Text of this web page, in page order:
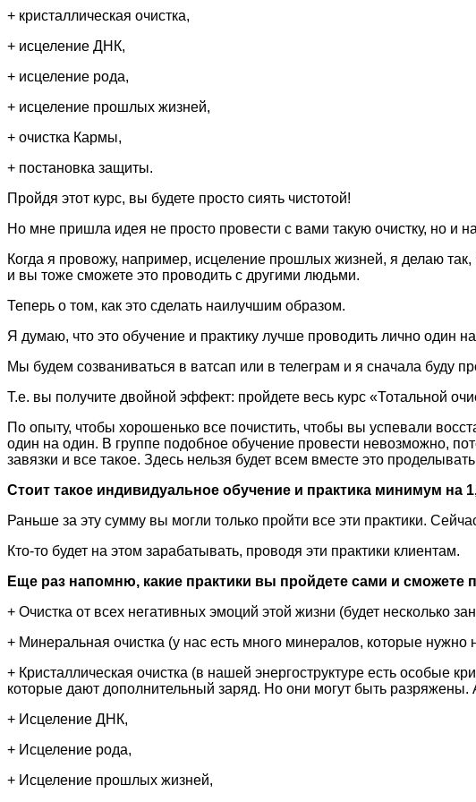
+ кристаллическая очистка,
+ исцеление ДНК,
+ исцеление рода,
+ исцеление прошлых жизней,
+ очистка Кармы,
+ постановка защиты.
Пройдя этот курс, вы будете просто сиять чистотой!
Но мне пришла идея не просто провести с вами такую очистку, но и
Когда я провожу, например, исцеление прошлых жизней, я делаю
и вы тоже сможете это проводить с другими людьми.
Теперь о том, как это сделать наилучшим образом.
Я думаю, что это обучение и практику лучше проводить лично один
Мы будем созваниваться в ватсап или в телеграм и я сначала буду
Т.е. вы получите двойной эффект: пройдете весь курс «Тотальной
По опыту, чтобы хорошенько все почистить, чтобы вы успевали
один на один. В группе подобное обучение провести невозможно,
завязки и все такое. Здесь нельзя будет всем вместе это
Стоит такое индивидуальное обучение и практика минимум на
Раньше за эту сумму вы могли только пройти все эти практики.
Кто-то будет на этом зарабатывать, проводя эти практики клиентам.
Еще раз напомню, какие практики вы пройдете сами и сможете
+ Очистка от всех негативных эмоций этой жизни (будет несколько
+ Минеральная очистка (у нас есть много минералов, которые нужно
+ Кристаллическая очистка (в нашей энергоструктуре есть особые
которые дают дополнительный заряд. Но они могут быть
+ Исцеление ДНК,
+ Исцеление рода,
+ Исцеление прошлых жизней,